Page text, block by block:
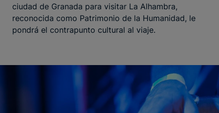
ciudad de Granada para visitar La Alhambra,
reconocida como Patrimonio de la Humanidad, le
pondrá el contrapunto cultural al viaje.